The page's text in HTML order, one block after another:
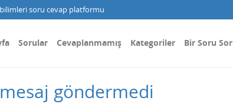
soru cevap platformu
Sorular Cevaplanmamış Kategoriler Bir Soru Sor
göndermedi